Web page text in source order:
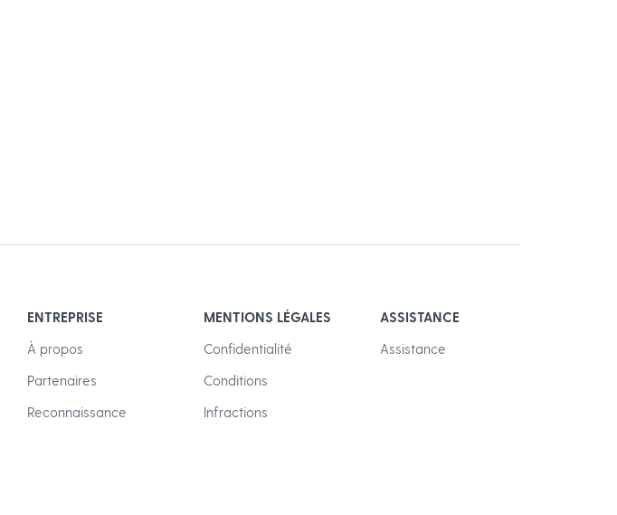
ENTREPRISE
À propos
Partenaires
Reconnaissance
MENTIONS LÉGALES
Confidentialité
Conditions
Infractions
ASSISTANCE
Assistance